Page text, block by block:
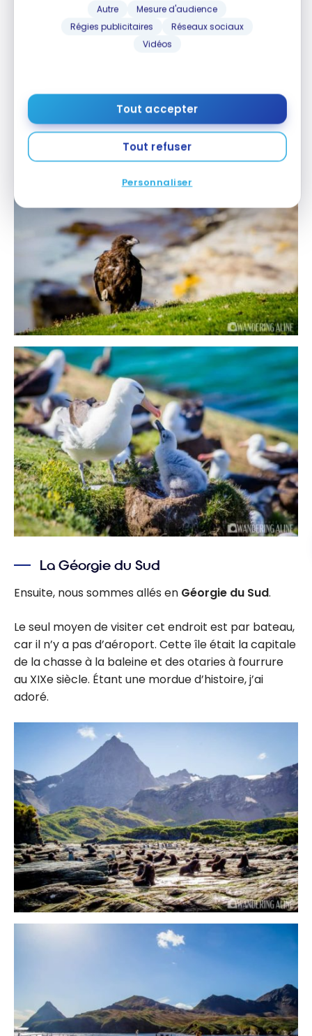
Autre
Mesure d'audience
Régies publicitaires
Réseaux sociaux
Vidéos
Tout accepter
Tout refuser
Personnaliser
des îles Malouines. Il y avait plusieurs espèces
endémiques qui se trouvent seulement ici.
La Géorgie du Sud
Ensuite, nous sommes allés en Géorgie du Sud.
Le seul moyen de visiter cet endroit est par bateau,
car il n’y a pas d’aéroport. Cette île était la capitale
de la chasse à la baleine et des otaries à fourrure
au XIXe siècle. Étant une mordue d’histoire, j’ai
adoré.